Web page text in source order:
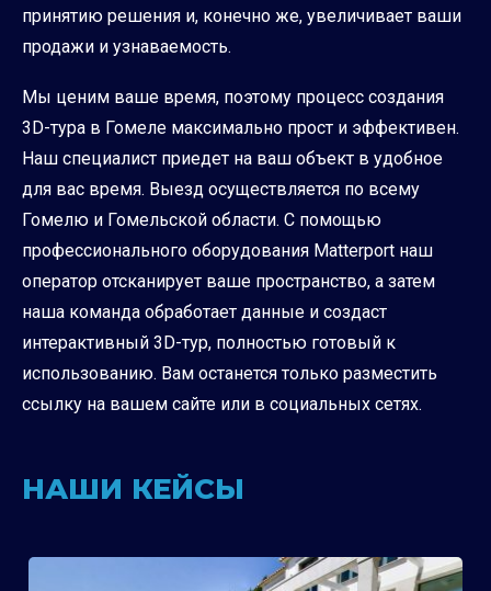
принятию решения и, конечно же, увеличивает ваши
продажи и узнаваемость.
Мы ценим ваше время, поэтому процесс создания
3D-тура в Гомеле максимально прост и эффективен.
Наш специалист приедет на ваш объект в удобное
для вас время. Выезд осуществляется по всему
Гомелю и Гомельской области. С помощью
профессионального оборудования Matterport наш
оператор отсканирует ваше пространство, а затем
наша команда обработает данные и создаст
интерактивный 3D-тур, полностью готовый к
использованию. Вам останется только разместить
ссылку на вашем сайте или в социальных сетях.
НАШИ КЕЙСЫ